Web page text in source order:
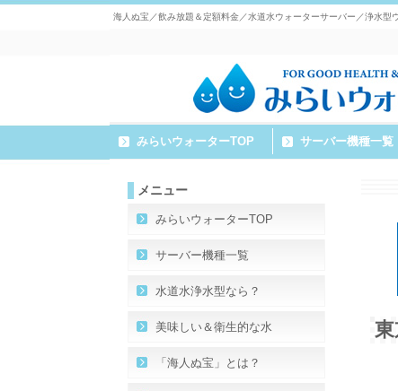
海人ぬ宝／飲み放題＆定額料金／水道水ウォーターサーバー／浄水
みらいウォーターTOP サーバー機種一覧
メニュー
みらいウォーターTOP
サーバー機種一覧
水道水浄水型なら？
美味しい＆衛生的な水
「海人ぬ宝」とは？